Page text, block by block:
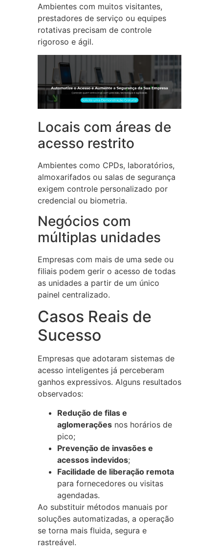
Ambientes com muitos visitantes,
prestadores de serviço ou equipes
rotativas precisam de controle
rigoroso e ágil.
Locais com áreas de
acesso restrito
Ambientes como CPDs, laboratórios,
almoxarifados ou salas de segurança
exigem controle personalizado por
credencial ou biometria.
Negócios com
múltiplas unidades
Empresas com mais de uma sede ou
filiais podem gerir o acesso de todas
as unidades a partir de um único
painel centralizado.
Casos Reais de
Sucesso
Empresas que adotaram sistemas de
acesso inteligentes já perceberam
ganhos expressivos. Alguns resultados
observados:
Redução de filas e
aglomeraçõesnos horários de
pico;
Prevenção de invasões e
acessos indevidos;
Facilidade de liberação remota
para fornecedores ou visitas
agendadas.
Ao substituir métodos manuais por
soluções automatizadas, a operação
se torna mais fluida, segura e
rastreável.